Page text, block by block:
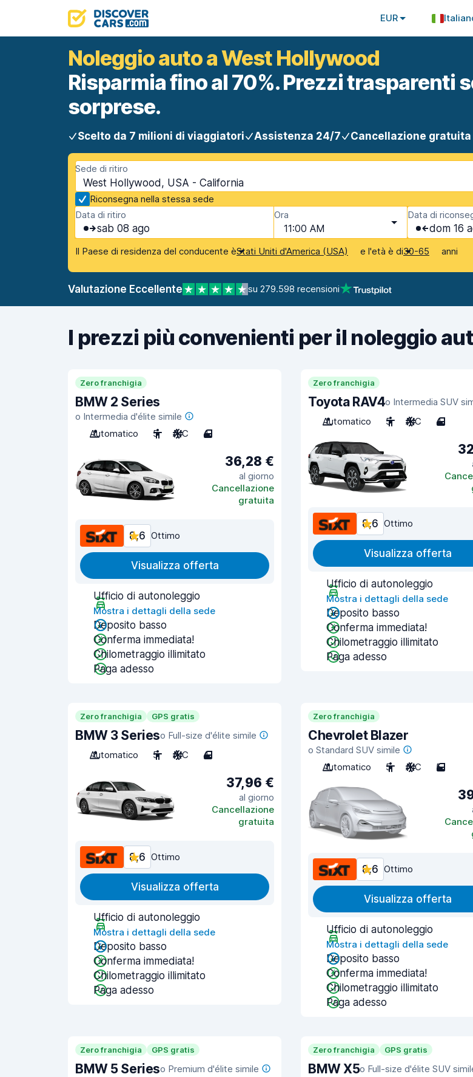
EUR
Noleggio auto a West Hollywood
Risparmia fino al 70%. Prezzi trasparenti
sorprese.
Scelto da 7 milioni di viaggiatori Assistenza 24/7 Cancellazione gratuita
Sede di ritiro
West Hollywood, USA - California
Riconsegna nella stessa sede
Data di ritiro
sab 08 ago
Ora
11:00 AM
Data di
dom 16
Il Paese di residenza del conducente èStati Uniti d'America (USA) e l'età è di30-65 anni
Valutazione Eccellente su 279.598 recensioni
I prezzi più convenienti per il noleggio
Zero franchigia
BMW 2 Series
o Intermedia d'élite simile
Automatico
5 A/C 4
36,28 €
al giorno
Cancellazione
gratuita
8,6 Ottimo
Visualizza offerta
Ufficio di autonoleggio
Mostra i dettagli della sede
Deposito basso
Conferma immediata!
Chilometraggio illimitato
Paga adesso
Zero franchigia
Toyota RAV4o Intermedia SUV
Automatico
5 A/C 4
8,6 Ottimo
Visualizza offerta
Ufficio di autonoleggio
Mostra i dettagli della sede
Deposito basso
Conferma immediata!
Chilometraggio illimitato
Paga adesso
Zero franchigia GPS gratis
BMW 3 Serieso Full-size d'élite simile
Automatico
5 A/C 4
37,96 €
al giorno
Cancellazione
gratuita
8,6 Ottimo
Visualizza offerta
Ufficio di autonoleggio
Mostra i dettagli della sede
Deposito basso
Conferma immediata!
Chilometraggio illimitato
Paga adesso
Zero franchigia
Chevrolet Blazer
o Standard SUV simile
Automatico
5 A/C 5
8,6 Ottimo
Visualizza offerta
Ufficio di autonoleggio
Mostra i dettagli della sede
Deposito basso
Conferma immediata!
Chilometraggio illimitato
Paga adesso
Zero franchigia GPS gratis
BMW 5 Serieso Premium d'élite simile
Zero franchigia GPS gratis
BMW X5o Full-size d'élite SUV